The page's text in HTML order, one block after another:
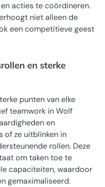
acties te coördineren.
niet alleen de
een competitieve geest
en sterke
punten van elke
teamwork in Wolf
en
of ze uitblinken in
rollen. Deze
om taken toe te
capaciteiten, waardoor
gemaximaliseerd.